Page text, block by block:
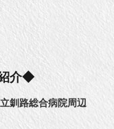
介◆
釧路総合病院周辺